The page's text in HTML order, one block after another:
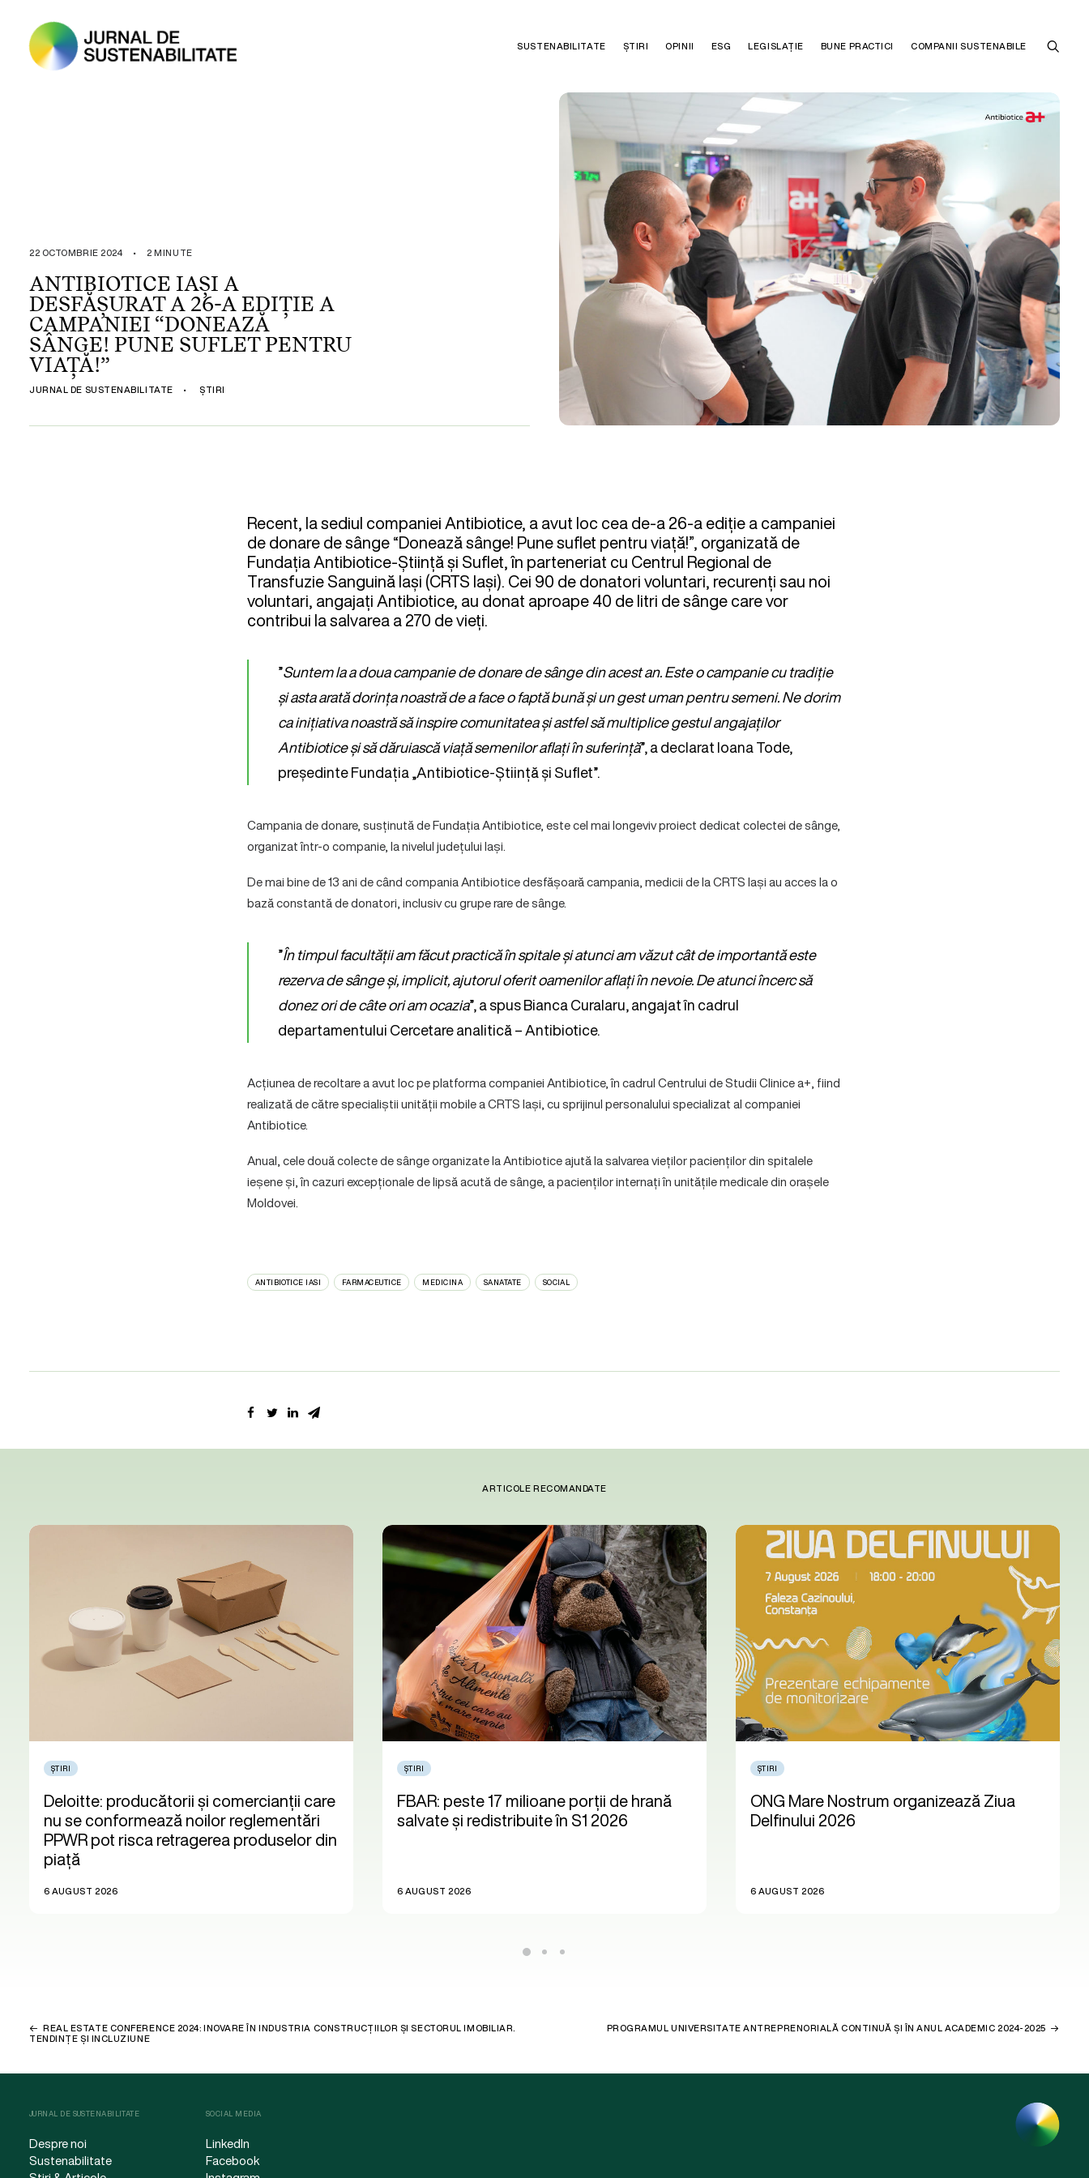
SUSTENABILITATE ȘTIRI OPINII ESG LEGISLAȚIE BUNE PRACTICI COMPANII SUSTENABILE
22 OCTOMBRIE 2024 • 2 MINUTE
ANTIBIOTICE IAȘI A
DESFĂȘURAT A 26-A EDIȚIE A
CAMPANIEI “DONEAZĂ
SÂNGE! PUNE SUFLET PENTRU
VIAȚĂ!”
JURNAL DE SUSTENABILITATE • ȘTIRI
Recent, la sediul companiei Antibiotice, a avut loc cea de-a 26-a ediție a campaniei
de donare de sânge “Donează sânge! Pune suflet pentru viață!”, organizată de
Fundația Antibiotice-Știință și Suflet, în parteneriat cu Centrul Regional de
Transfuzie Sanguină Iași (CRTS Iași). Cei 90 de donatori voluntari, recurenți sau noi
voluntari, angajați Antibiotice, au donat aproape 40 de litri de sânge care vor
contribui la salvarea a 270 de vieți.
”Suntem la a doua campanie de donare de sânge din acest an. Este o campanie cu tradiție
și asta arată dorința noastră de a face o faptă bună și un gest uman pentru semeni. Ne dorim
ca inițiativa noastră să inspire comunitatea și astfel să multiplice gestul angajaților
Antibiotice și să dăruiască viață semenilor aflați în suferință”, a declarat Ioana Tode,
președinte Fundația „Antibiotice-Știință și Suflet”.
Campania de donare, susținută de Fundația Antibiotice, este cel mai longeviv proiect dedicat colectei de sânge,
organizat într-o companie, la nivelul județului Iași.
De mai bine de 13 ani de când compania Antibiotice desfășoară campania, medicii de la CRTS Iași au acces la o
bază constantă de donatori, inclusiv cu grupe rare de sânge.
”În timpul facultății am făcut practică în spitale și atunci am văzut cât de importantă este
rezerva de sânge și, implicit, ajutorul oferit oamenilor aflați în nevoie. De atunci încerc să
donez ori de câte ori am ocazia”, a spus Bianca Curalaru, angajat în cadrul
departamentului Cercetare analitică – Antibiotice.
Acțiunea de recoltare a avut loc pe platforma companiei Antibiotice, în cadrul Centrului de Studii Clinice a+, fiind
realizată de către specialiștii unității mobile a CRTS Iași, cu sprijinul personalului specializat al companiei
Antibiotice.
Anual, cele două colecte de sânge organizate la Antibiotice ajută la salvarea vieților pacienților din spitalele
ieșene și, în cazuri excepționale de lipsă acută de sânge, a pacienților internați în unitățile medicale din orașele
Moldovei.
ANTIBIOTICE IASI FARMACEUTICE MEDICINA SANATATE SOCIAL
ARTICOLE RECOMANDATE
ȘTIRI
Deloitte: producătorii și comercianții care
nu se conformează noilor reglementări
PPWR pot risca retragerea produselor din
piață
6 AUGUST 2026
ȘTIRI
FBAR: peste 17 milioane porții de hrană
salvate și redistribuite în S1 2026
6 AUGUST 2026
ȘTIRI
ONG Mare Nostrum organizează Ziua
Delfinului 2026
6 AUGUST 2026
REAL ESTATE CONFERENCE 2024: INOVARE ÎN INDUSTRIA CONSTRUCȚIILOR ȘI SECTORUL IMOBILIAR.
TENDINȚE ȘI INCLUZIUNE
PROGRAMUL UNIVERSITATE ANTREPRENORIALĂ CONTINUĂ ȘI ÎN ANUL ACADEMIC 2024-2025
JURNAL DE SUSTENABILITATE
Despre noi
Sustenabilitate
SOCIAL MEDIA
LinkedIn
Facebook